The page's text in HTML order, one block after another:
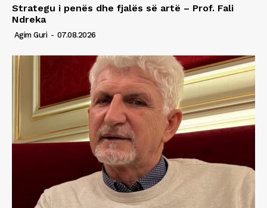
Strategu i penës dhe fjalës së artë – Prof. Fali
Ndreka
Agim Guri - 07.08.2026